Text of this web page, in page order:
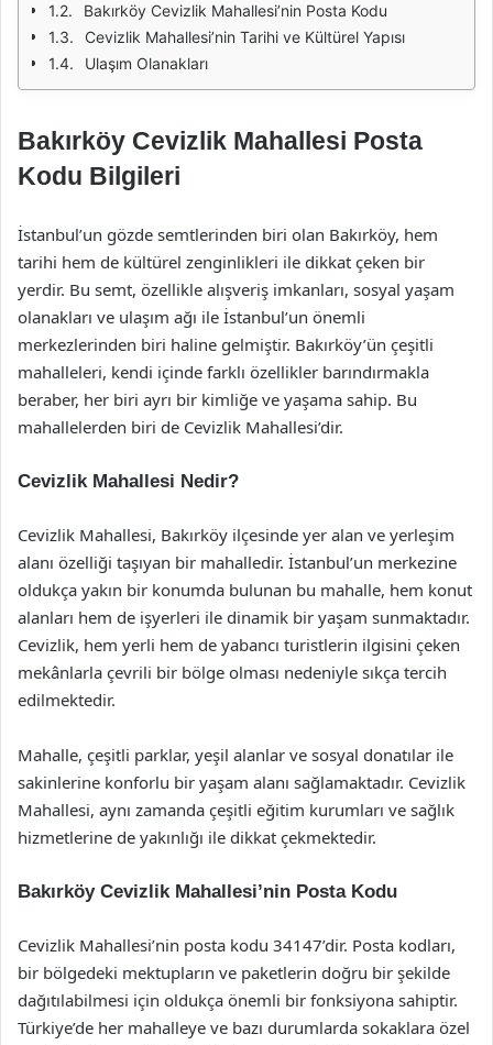
Bakırköy Cevizlik Mahallesi’nin Posta Kodu
Cevizlik Mahallesi’nin Tarihi ve Kültürel Yapısı
Ulaşım Olanakları
Bakırköy Cevizlik Mahallesi Posta
Kodu Bilgileri
İstanbul’un gözde semtlerinden biri olan Bakırköy, hem
tarihi hem de kültürel zenginlikleri ile dikkat çeken bir
yerdir. Bu semt, özellikle alışveriş imkanları, sosyal yaşam
olanakları ve ulaşım ağı ile İstanbul’un önemli
merkezlerinden biri haline gelmiştir. Bakırköy’ün çeşitli
mahalleleri, kendi içinde farklı özellikler barındırmakla
beraber, her biri ayrı bir kimliğe ve yaşama sahip. Bu
mahallelerden biri de Cevizlik Mahallesi’dir.
Cevizlik Mahallesi Nedir?
Cevizlik Mahallesi, Bakırköy ilçesinde yer alan ve yerleşim
alanı özelliği taşıyan bir mahalledir. İstanbul’un merkezine
oldukça yakın bir konumda bulunan bu mahalle, hem konut
alanları hem de işyerleri ile dinamik bir yaşam sunmaktadır.
Cevizlik, hem yerli hem de yabancı turistlerin ilgisini çeken
mekânlarla çevrili bir bölge olması nedeniyle sıkça tercih
edilmektedir.
Mahalle, çeşitli parklar, yeşil alanlar ve sosyal donatılar ile
sakinlerine konforlu bir yaşam alanı sağlamaktadır. Cevizlik
Mahallesi, aynı zamanda çeşitli eğitim kurumları ve sağlık
hizmetlerine de yakınlığı ile dikkat çekmektedir.
Bakırköy Cevizlik Mahallesi’nin Posta Kodu
Cevizlik Mahallesi’nin posta kodu 34147’dir. Posta kodları,
bir bölgedeki mektupların ve paketlerin doğru bir şekilde
dağıtılabilmesi için oldukça önemli bir fonksiyona sahiptir.
Türkiye’de her mahalleye ve bazı durumlarda sokaklara özel